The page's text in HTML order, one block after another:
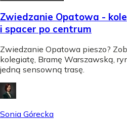
Zwiedzanie Opatowa -
i spacer po centrum
Zwiedzanie Opatowa pieszo?
kolegiatę, Bramę Warszawską,
jedną sensowną trasę.
Sonia Górecka